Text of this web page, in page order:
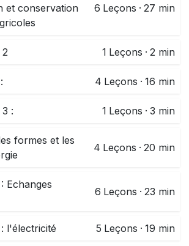
et conservation
6 Leçons · 27 min
1 Leçons · 2 min
4 Leçons · 16 min
: 1 Leçons · 3 min
formes et les
4 Leçons · 20 min
Echanges
6 Leçons · 23 min
l'électricité 5 Leçons · 19 min